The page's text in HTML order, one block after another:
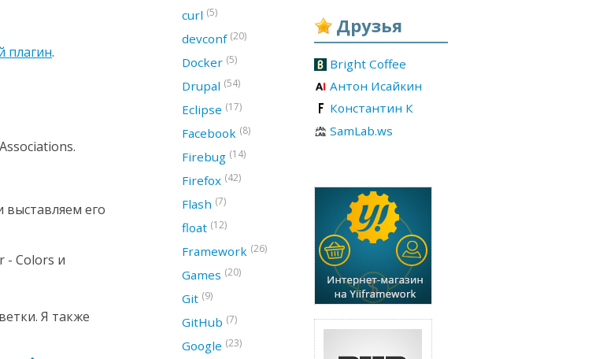
плагин.
его
- Colors и
Я также
Друзья
Bright Coffee
Антон Исайкин
Константин К
SamLab.ws
curl (5)
devconf (20)
Docker (5)
Drupal (54)
Eclipse (17)
Facebook (8)
Firebug (14)
Firefox (42)
Flash (7)
float (12)
Framework (26)
Games (20)
Git (9)
GitHub (7)
Google (23)